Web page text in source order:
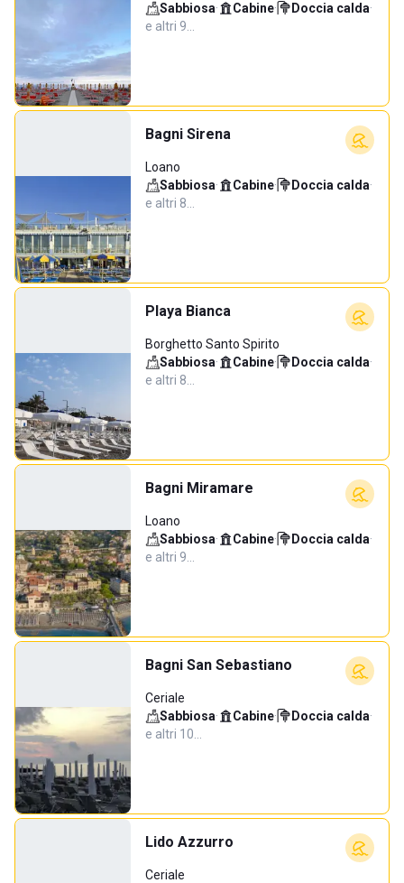
Sabbiosa· Cabine· Doccia calda·
e altri 9…
Bagni Sirena
Loano
Sabbiosa· Cabine· Doccia calda·
e altri 8…
Playa Bianca
Borghetto Santo Spirito
Sabbiosa· Cabine· Doccia calda·
e altri 8…
Bagni Miramare
Loano
Sabbiosa· Cabine· Doccia calda·
e altri 9…
Bagni San Sebastiano
Ceriale
Sabbiosa· Cabine· Doccia calda·
e altri 10…
Lido Azzurro
Ceriale